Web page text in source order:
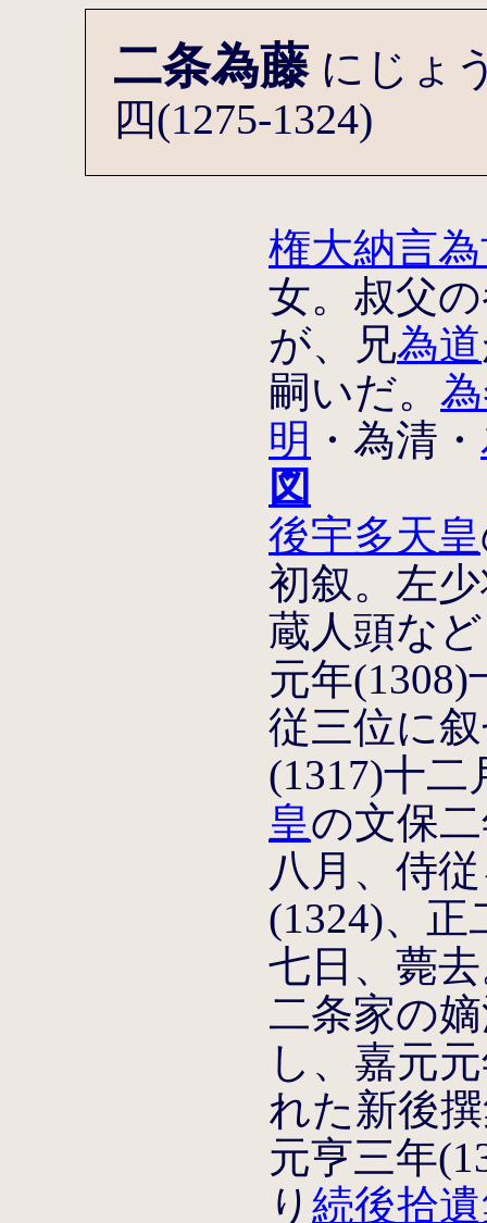
二条為藤 にじょ
四(1275-1324)
権大納言
女。叔父
が、兄為道
嗣いだ。
明 ・為清・
図
後宇多天皇
初叙。左
蔵人頭な
元年
従三位に
(1317)十二
皇の文保
八月、侍
(1324)、
七日、薨
二条家の
し、嘉元
れた新後
元亨三年
り続後拾